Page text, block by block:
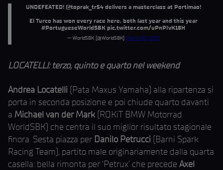
UNDEFEATED! @toprak_tr54delivers a masterclass at Portimao!
El Turco has won every race here, both last year and this year
#PortugueseWorldSBK pic.twitter.com/uPnPIvK18H
— WorldSBK (@WorldSBK) March 30, 2025
LOCATELLI: terzo, quinto e quarto nel weekend
Andrea Locatelli (Pata Maxus Yamaha) alla ripartenza si
porta in seconda posizione e poi chiude quarto davanti
a Michael van der Mark (ROKiT BMW Motorrad
WorldSBK) che centra il suo miglior risultato stagionale
finora. Sesta piazza per Danilo Petrucci (Barni Spark
Racing Team), partito male originariamente dalla quarta
casella: bella rimonta per ‘Petrux’ che precede Axel